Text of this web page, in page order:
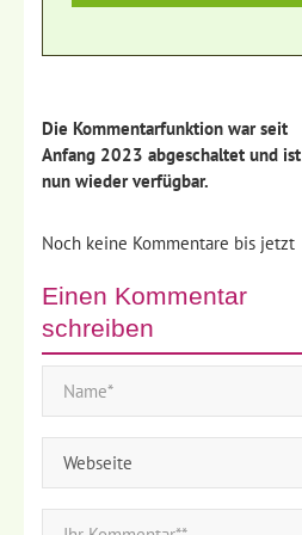
Die Kommentarfunktion war seit
Anfang 2023 abgeschaltet und ist
nun wieder verfügbar.
Noch keine Kommentare bis jetzt
Einen Kommentar
schreiben